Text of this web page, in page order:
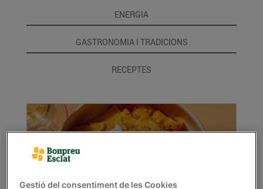
ENERGIA
GASTRONOMIA I TRADICIONS
RECEPTES
Gestió del consentiment de les Cookies